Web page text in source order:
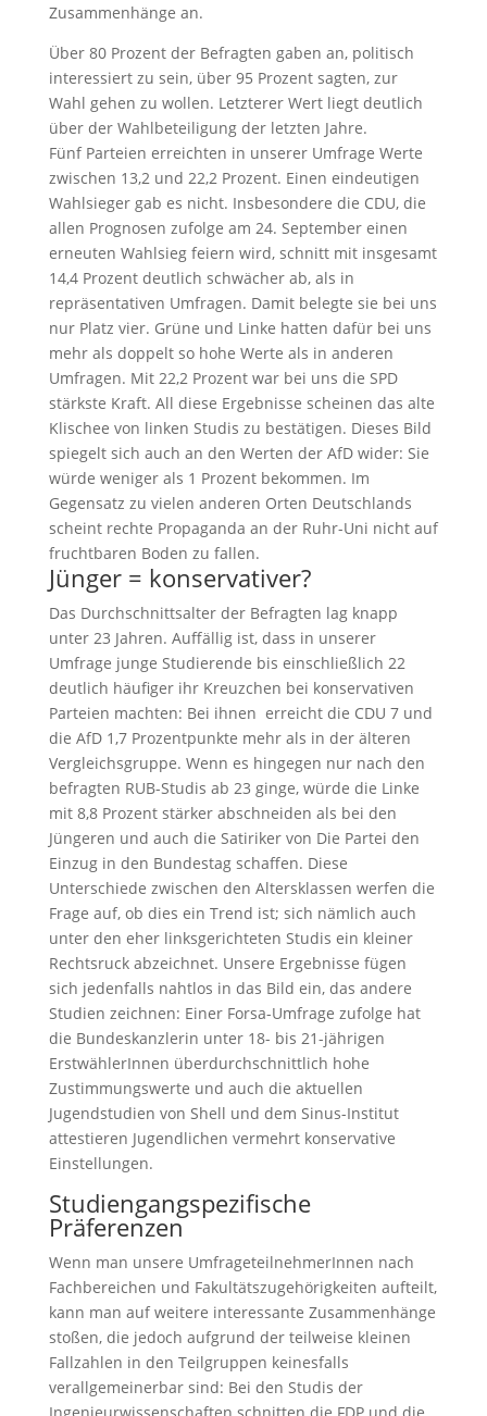
Zusammenhänge an.
Über 80 Prozent der Befragten gaben an, politisch
interessiert zu sein, über 95 Prozent sagten, zur
Wahl gehen zu wollen. Letzterer Wert liegt deutlich
über der Wahlbeteiligung der letzten Jahre.
Fünf Parteien erreichten in unserer Umfrage Werte
zwischen 13,2 und 22,2 Prozent. Einen eindeutigen
Wahlsieger gab es nicht. Insbesondere die CDU, die
allen Prognosen zufolge am 24. September einen
erneuten Wahlsieg feiern wird, schnitt mit insgesamt
14,4 Prozent deutlich schwächer ab, als in
repräsentativen Umfragen. Damit belegte sie bei uns
nur Platz vier. Grüne und Linke hatten dafür bei uns
mehr als doppelt so hohe Werte als in anderen
Umfragen. Mit 22,2 Prozent war bei uns die SPD
stärkste Kraft. All diese Ergebnisse scheinen das alte
Klischee von linken Studis zu bestätigen. Dieses Bild
spiegelt sich auch an den Werten der AfD wider: Sie
würde weniger als 1 Prozent bekommen. Im
Gegensatz zu vielen anderen Orten Deutschlands
scheint rechte Propaganda an der Ruhr-Uni nicht auf
fruchtbaren Boden zu fallen.
Jünger = konservativer?
Das Durchschnittsalter der Befragten lag knapp
unter 23 Jahren. Auffällig ist, dass in unserer
Umfrage junge Studierende bis einschließlich 22
deutlich häufiger ihr Kreuzchen bei konservativen
Parteien machten: Bei ihnen erreicht die CDU 7 und
die AfD 1,7 Prozentpunkte mehr als in der älteren
Vergleichsgruppe. Wenn es hingegen nur nach den
befragten RUB-Studis ab 23 ginge, würde die Linke
mit 8,8 Prozent stärker abschneiden als bei den
Jüngeren und auch die Satiriker von Die Partei den
Einzug in den Bundestag schaffen. Diese
Unterschiede zwischen den Altersklassen werfen die
Frage auf, ob dies ein Trend ist; sich nämlich auch
unter den eher linksgerichteten Studis ein kleiner
Rechtsruck abzeichnet. Unsere Ergebnisse fügen
sich jedenfalls nahtlos in das Bild ein, das andere
Studien zeichnen: Einer Forsa-Umfrage zufolge hat
die Bundeskanzlerin unter 18- bis 21-jährigen
ErstwählerInnen überdurchschnittlich hohe
Zustimmungswerte und auch die aktuellen
Jugendstudien von Shell und dem Sinus-Institut
attestieren Jugendlichen vermehrt konservative
Einstellungen.
Studiengangspezifische
Präferenzen
Wenn man unsere UmfrageteilnehmerInnen nach
Fachbereichen und Fakultätszugehörigkeiten aufteilt,
kann man auf weitere interessante Zusammenhänge
stoßen, die jedoch aufgrund der teilweise kleinen
Fallzahlen in den Teilgruppen keinesfalls
verallgemeinerbar sind: Bei den Studis der
Ingenieurwissenschaften schnitten die FDP und die